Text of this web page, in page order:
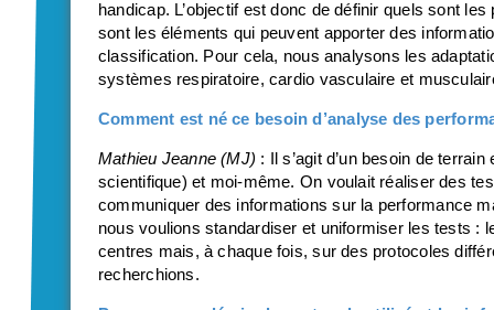
handicap. L’objectif est donc de définir quels sont
sont les éléments qui peuvent apporter des
classification. Pour cela, nous analysons les
systèmes respiratoire, cardio vasculaire et
Comment est né ce besoin d’analyse des
Mathieu Jeanne (MJ) : Il s’agit d’un besoin de
scientifique) et moi-même. On voulait réaliser des
communiquer des informations sur la performance
nous voulions standardiser et uniformiser les tests :
centres mais, à chaque fois, sur des protocoles
recherchions.